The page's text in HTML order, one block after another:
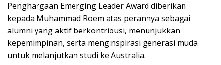
Penghargaan Emerging Leader Award diberikan
kepada Muhammad Roem atas perannya sebagai
alumni yang aktif berkontribusi, menunjukkan
kepemimpinan, serta menginspirasi generasi muda
untuk melanjutkan studi ke Australia.